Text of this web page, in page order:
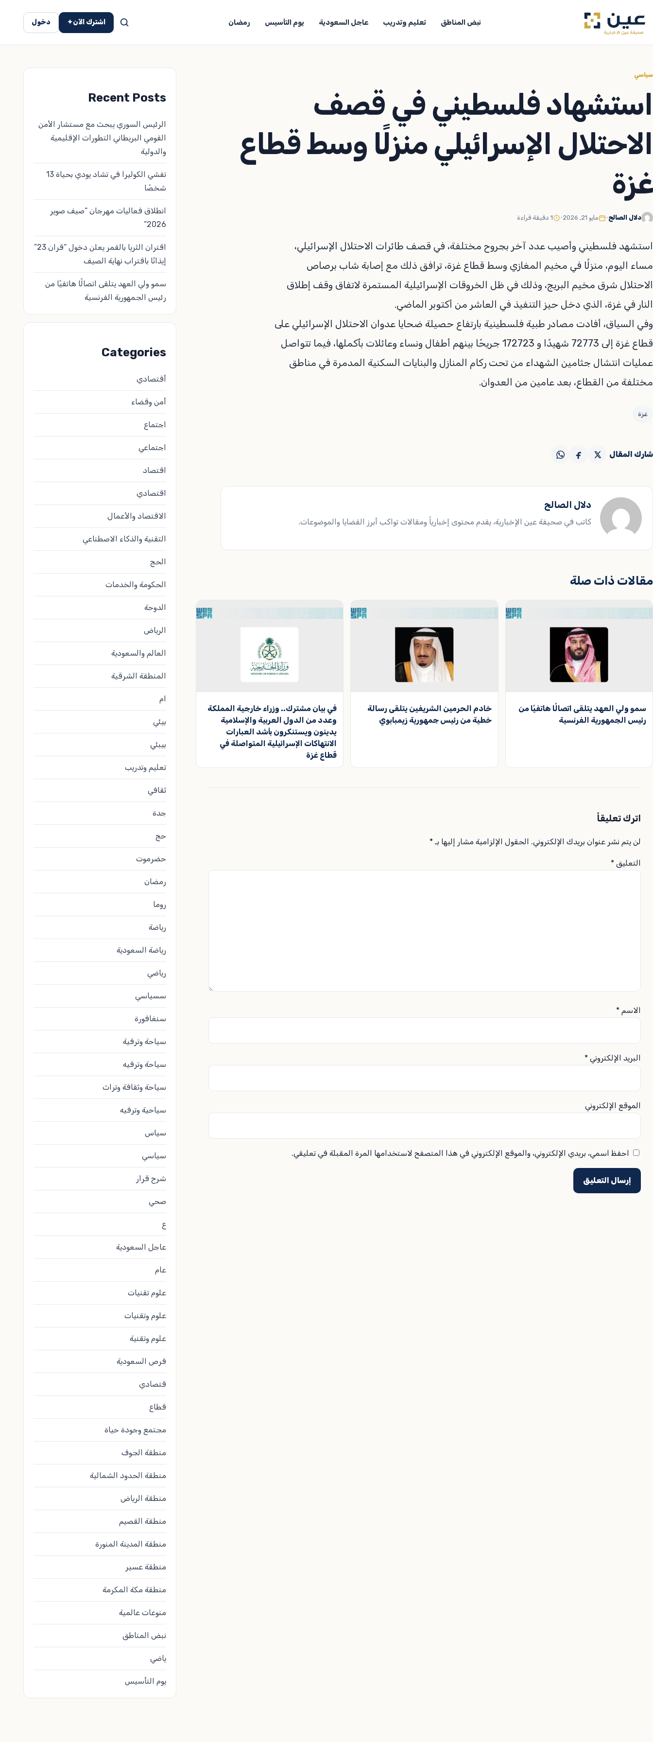
إلى
المحتوى
نبض المناطق تعليم وتدريب عاجل السعودية يوم التأسيس رمضان اشترك الآن✦ دخول
سياسي
استشهاد فلسطيني في قصف
الاحتلال الإسرائيلي منزلًا وسط قطاع
غزة
دلال الصالح• مايو 21, 2026 • 1 دقيقة قراءة
استشهد فلسطيني وأصيب عدد آخر بجروح مختلفة، في قصف طائرات الاحتلال الإسرائيلي،
مساء اليوم، منزلًا في مخيم المغازي وسط قطاع غزة، ترافق ذلك مع إصابة شاب برصاص
الاحتلال شرق مخيم البريج، وذلك في ظل الخروقات الإسرائيلية المستمرة لاتفاق وقف إطلاق
النار في غزة، الذي دخل حيز التنفيذ في العاشر من أكتوبر الماضي.
وفي السياق، أفادت مصادر طبية فلسطينية بارتفاع حصيلة ضحايا عدوان الاحتلال الإسرائيلي على
قطاع غزة إلى 72773 شهيدًا و 172723 جريحًا بينهم أطفال ونساء وعائلات بأكملها، فيما تتواصل
عمليات انتشال جثامين الشهداء من تحت ركام المنازل والبنايات السكنية المدمرة في مناطق
مختلفة من القطاع، بعد عامين من العدوان.
غزة
شارك المقال
دلال الصالح
كاتب في صحيفة عين الإخبارية، يقدم محتوى إخبارياً ومقالات تواكب أبرز القضايا والموضوعات.
مقالات ذات صلة
سمو ولي العهد يتلقى اتصالًا هاتفيًا من
رئيس الجمهورية الفرنسية
خادم الحرمين الشريفين يتلقى رسالة
خطية من رئيس جمهورية زيمبابوي
في بيان مشترك.. وزراء خارجية المملكة
وعدد من الدول العربية والإسلامية
يدينون ويستنكرون بأشد العبارات
الانتهاكات الإسرائيلية المتواصلة في
قطاع غزة
اترك تعليقاً
لن يتم نشر عنوان بريدك الإلكتروني. الحقول الإلزامية مشار إليها بـ*
التعليق*
الاسم*
البريد الإلكتروني*
الموقع الإلكتروني
احفظ اسمي، بريدي الإلكتروني، والموقع الإلكتروني في هذا المتصفح لاستخدامها المرة المقبلة في تعليقي.
Recent Posts
الرئيس السوري يبحث مع مستشار الأمن
القومي البريطاني التطورات الإقليمية
والدولية
تفشي الكوليرا في تشاد يودي بحياة 13
شخصًا
انطلاق فعاليات مهرجان “صيف صوير
2026”
اقتران الثريا بالقمر يعلن دخول “قران 23”
إيذانًا باقتراب نهاية الصيف
سمو ولي العهد يتلقى اتصالًا هاتفيًا من
رئيس الجمهورية الفرنسية
Categories
أقتصادي
أمن وقضاء
اجتماع
اجتماعي
اقتصاد
اقتصادي
الاقتصاد والأعمال
التقنية والذكاء الاصطناعي
الحج
الحكومة والخدمات
الدوحة
الرياض
العالم والسعودية
المنطقة الشرقية
ام
بيئي
بيبئي
تعليم وتدريب
ثقافي
جدة
حج
حضرموت
رمضان
روما
رياضة
رياضة السعودية
رياضي
سسياسي
سنغافورة
سياحة وترفية
سياحة وترفيه
سياحة وثقافة وتراث
سياحية وترفيه
سياس
سياسي
شرح قرار
صحي
ع
عاجل السعودية
عام
علوم تقنيات
علوم وتقنيات
علوم وتقنية
فرص السعودية
قتصادي
قطاع
مجتمع وجودة حياة
منطقة الجوف
منطقة الحدود الشمالية
منطقة الرياض
منطقة القصيم
منطقة المدينة المنورة
منطقة عسير
منطقة مكة المكرمة
منوعات عالمية
نبض المناطق
ياضي
يوم التأسيس